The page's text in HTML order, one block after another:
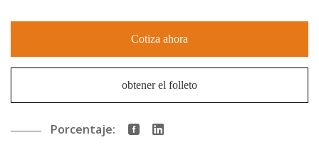
Cotiza ahora
obtener el folleto
Porcentaje: